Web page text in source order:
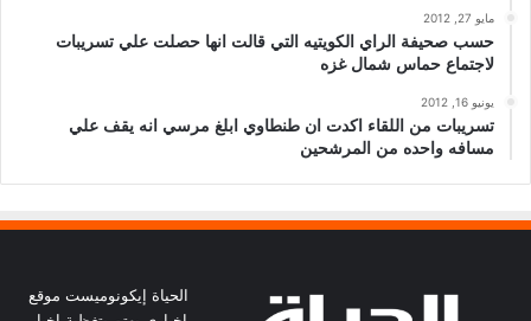
مايو 27, 2012
حسب صحيفة الراي الكويتيه التي قالت انها حصلت علي تسريبات
لاجتماع حماس شمال غزه
يونيو 16, 2012
تسريبات من اللقاء اكدت ان طنطاوي ابلغ مرسي انه يقف علي
مسافه واحده من المرشحين
الحياة إيكونوميست موقع